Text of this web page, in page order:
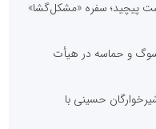
پیچید؛ سفره «مشکل‌گشا»
و حماسه در هیأت
حسینی با